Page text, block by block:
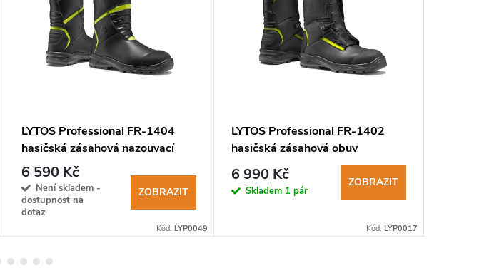
LYTOS Professional FR-1404
hasičská zásahová nazouvací
obuv
6 590 Kč
Není skladem -
dostupnost na
dotaz
ZOBRAZIT
Kód: LYP0049
LYTOS Professional FR-1402
hasičská zásahová obuv
6 990 Kč
Skladem 1 pár
ZOBRAZIT
Kód: LYP0017